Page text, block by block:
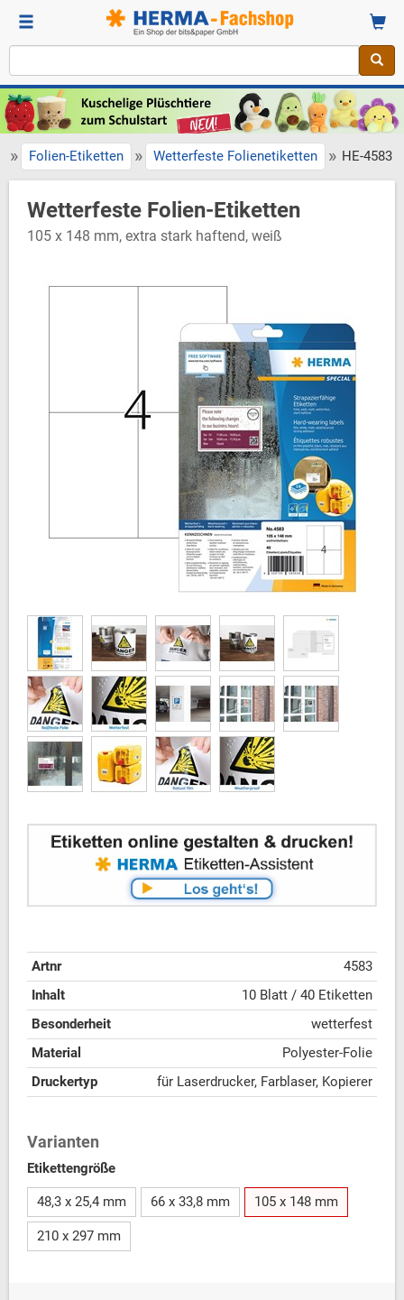
» Folien-Etiketten » Wetterfeste Folienetiketten » HE-4583
Wetterfeste Folien-Etiketten
105 x 148 mm, extra stark haftend, weiß
Artnr
4583
Inhalt
10 Blatt / 40 Etiketten
Besonderheit
wetterfest
Material
Polyester-Folie
Druckertyp
für Laserdrucker, Farblaser, Kopierer
Varianten
Etikettengröße
48,3 x 25,4 mm 66 x 33,8 mm 105 x 148 mm
210 x 297 mm